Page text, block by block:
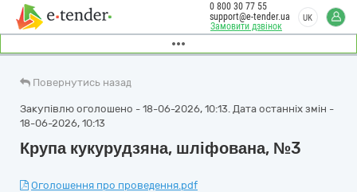
Замовити дзвінок
0 800 30 77 55
support@e-tender.ua
UK
Повернутись назад
Закупівлю оголошено - 18-06-2026, 10:13. Дата останніх змін -
18-06-2026, 10:13
Крупа кукурудзяна, шліфована, №3
Оголошення про проведення.pdf